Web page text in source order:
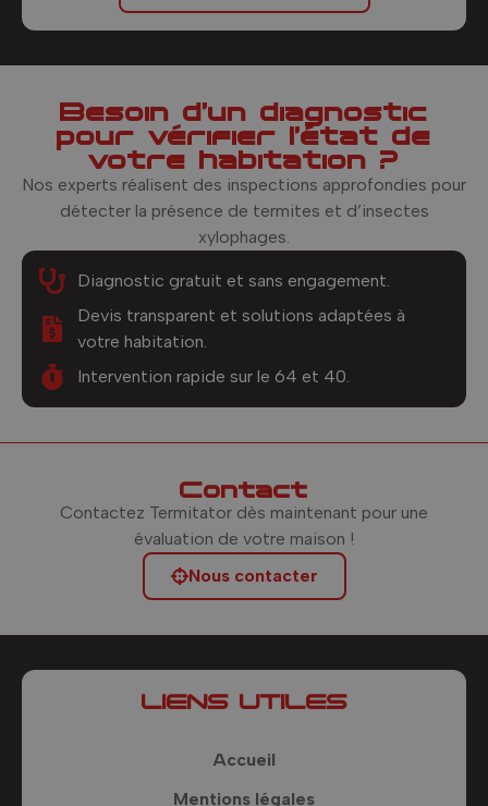
Besoin d’un diagnostic
pour vérifier l’état de
votre habitation ?
Nos experts réalisent des inspections approfondies pour
détecter la présence de termites et d’insectes
xylophages.
Diagnostic gratuit et sans engagement.
Devis transparent et solutions adaptées à
votre habitation.
Intervention rapide sur le 64 et 40.
Contact
Contactez Termitator dès maintenant pour une
évaluation de votre maison !
Nous contacter
LIENS UTILES
Accueil
Mentions légales